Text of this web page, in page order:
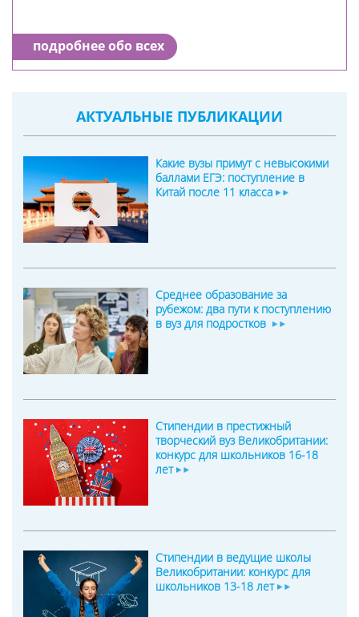
подробнее обо всех
АКТУАЛЬНЫЕ ПУБЛИКАЦИИ
Какие вузы примут с невысокими
баллами ЕГЭ: поступление в
Китай после 11 класса
Среднее образование за
рубежом: два пути к поступлению
в вуз для подростков
Стипендии в престижный
творческий вуз Великобритании:
конкурс для школьников 16-18
лет
Стипендии в ведущие школы
Великобритании: конкурс для
школьников 13-18 лет